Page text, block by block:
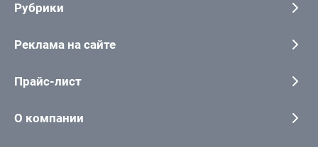
Рубрики
Реклама на сайте
Прайс-лист
О компании